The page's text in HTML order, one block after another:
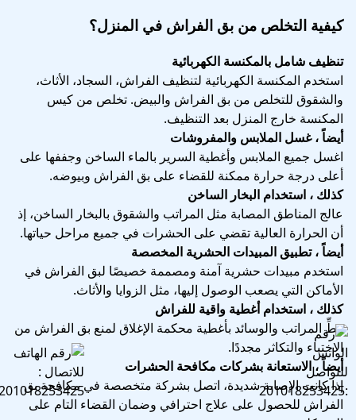
كيفية التخلص من بق الفراش في المنزل؟
تنظيف شامل بالمكنسة الكهربائية
استخدم المكنسة الكهربائية لتنظيف الفراش، السجاد، الأثاث،
والشقوق للتخلص من بق الفراش والبيض. تخلص من كيس
المكنسة خارج المنزل بعد التنظيف.
أيضاً ، غسل الملابس والمفروشات
اغسل جميع الملابس وأغطية السرير بالماء الساخن وجففها على
أعلى درجة حرارة ممكنة للقضاء على بق الفراش وبيوضه.
كذلك ، استخدام البخار الساخن
عالج المناطق المصابة مثل المراتب والشقوق بالبخار الساخن، إذ
أن الحرارة العالية تقضي على الحشرات في جميع مراحل حياتها.
أيضاً ، تطبيق المبيدات الحشرية المخصصة
استخدم مبيدات حشرية آمنة ومصممة خصيصًا لبق الفراش في
الأماكن التي يصعب الوصول إليها، مثل الزوايا والأثاث.
كذلك ، استخدام أغطية واقية للفراش
غطِّ المراتب والوسائد بأغطية محكمة الإغلاق لمنع بق الفراش من
الاختباء والتكاثر مجددًا.
أيضاً ، الاستعانة بشركات مكافحة الحشرات
إذا كانت الإصابة شديدة، اتصل بشركة متخصصة في مكافحة بق
الفراش للحصول على علاج احترافي وضمان القضاء التام على